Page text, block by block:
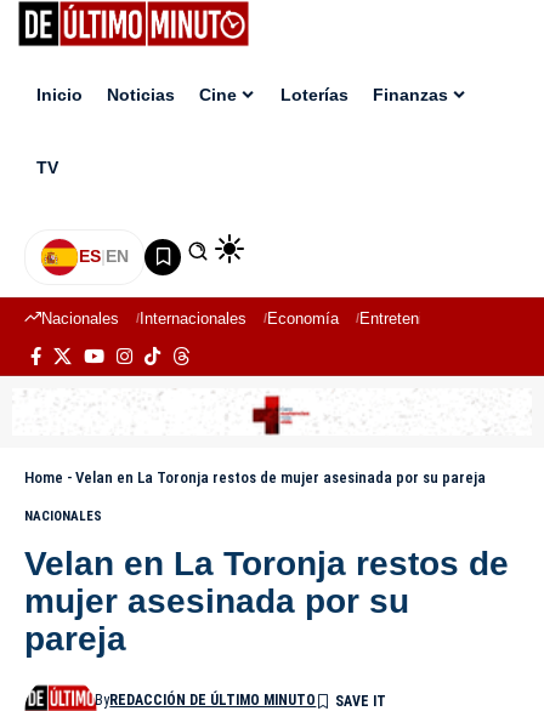
Inicio Noticias Cine Loterías Finanzas
TV
ES|EN
Nacionales Internacionales Economía Entretenimiento
Home - Velan en La Toronja restos de mujer asesinada por su pareja
NACIONALES
Velan en La Toronja restos de
mujer asesinada por su
pareja
ByREDACCIÓN DE ÚLTIMO MINUTO